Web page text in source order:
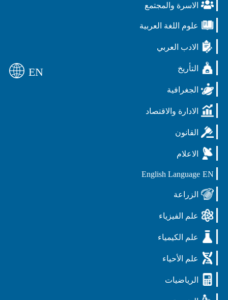
الاسرة والمجتمع
علوم اللغة العربية
الادب العربي
التأريخ
الجغرافية
الادارة والاقتصاد
القانون
الاعلام
EN
English Language
الزراعة
علم الفيزياء
علم الكيمياء
علم الأحياء
الرياضيات
EN